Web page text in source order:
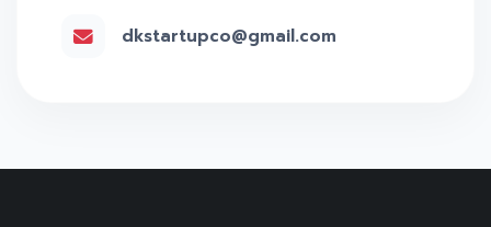
dkstartupco@gmail.com